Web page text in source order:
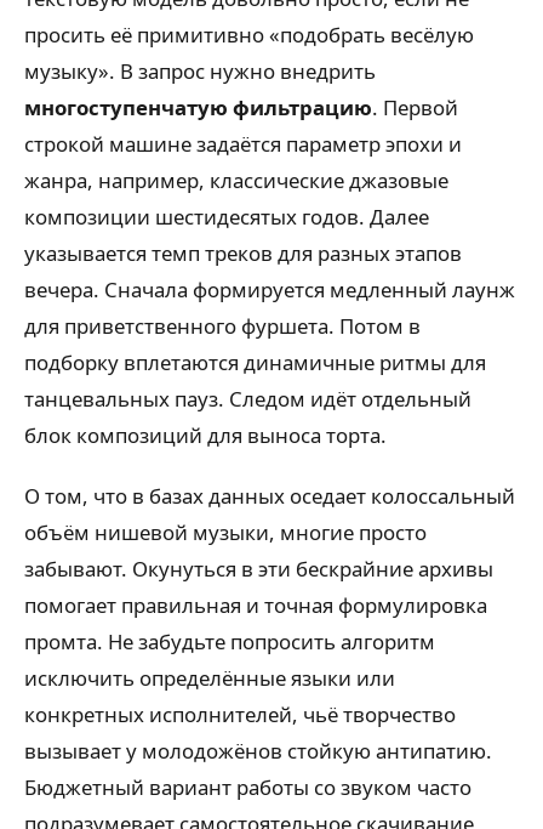
просить её примитивно «подобрать весёлую
музыку». В запрос нужно внедрить
многоступенчатую фильтрацию. Первой
строкой машине задаётся параметр эпохи и
жанра, например, классические джазовые
композиции шестидесятых годов. Далее
указывается темп треков для разных этапов
вечера. Сначала формируется медленный лаунж
для приветственного фуршета. Потом в
подборку вплетаются динамичные ритмы для
танцевальных пауз. Следом идёт отдельный
блок композиций для выноса торта.
О том, что в базах данных оседает колоссальный
объём нишевой музыки, многие просто
забывают. Окунуться в эти бескрайние архивы
помогает правильная и точная формулировка
промта. Не забудьте попросить алгоритм
исключить определённые языки или
конкретных исполнителей, чьё творчество
вызывает у молодожёнов стойкую антипатию.
Бюджетный вариант работы со звуком часто